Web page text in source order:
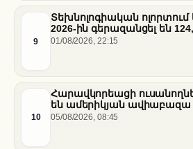
9
Տեխնոլոգիական
2026-ին գերազանցել են
ենթակառուցվածքների
01/08/2026, 22:15
10
Հարավկորեացի
են ամերիկյան ավիաբազա
համար
05/08/2026, 08:45